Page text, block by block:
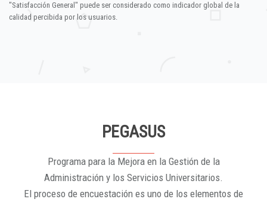
"Satisfacción General" puede ser considerado como indicador global de la
calidad percibida por los usuarios.
PEGASUS
Programa para la Mejora en la Gestión de la
Administración y los Servicios Universitarios.
El proceso de encuestación es uno de los elementos de